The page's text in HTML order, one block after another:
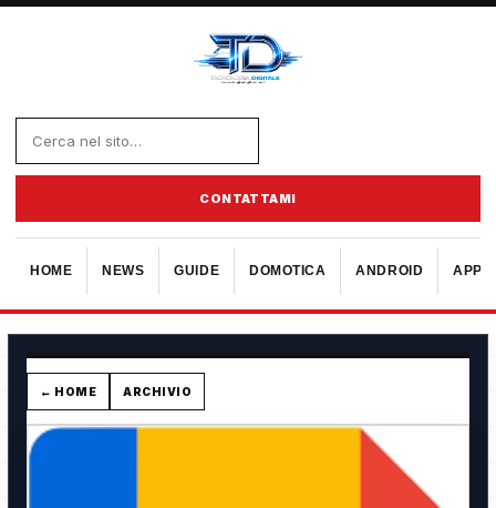
CONTATTAMI
HOME NEWS GUIDE DOMOTICA ANDROID
← HOME ARCHIVIO